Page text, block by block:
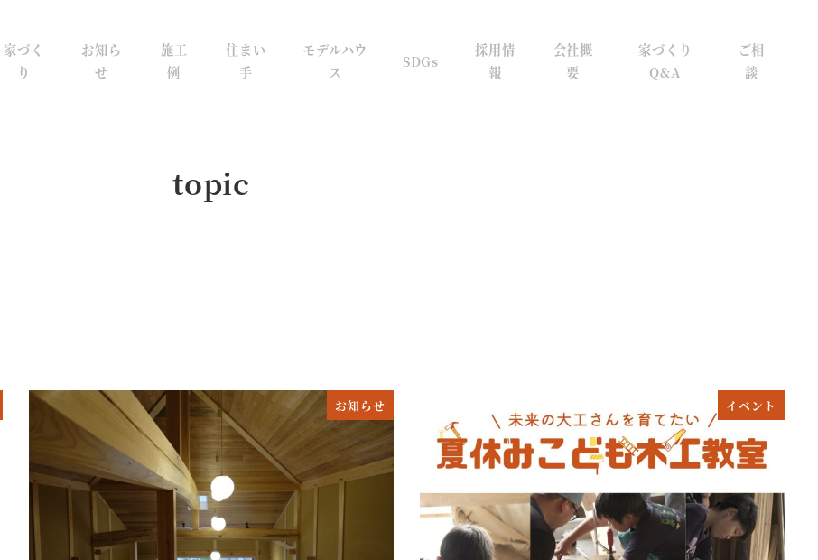
家づく
り
お知ら
せ
施工
例
住まい
手
モデルハウ
ス
SDGs
採用情
報
会社概
要
家づくり
Q&A
ご相
談
topic
お知らせ イベント